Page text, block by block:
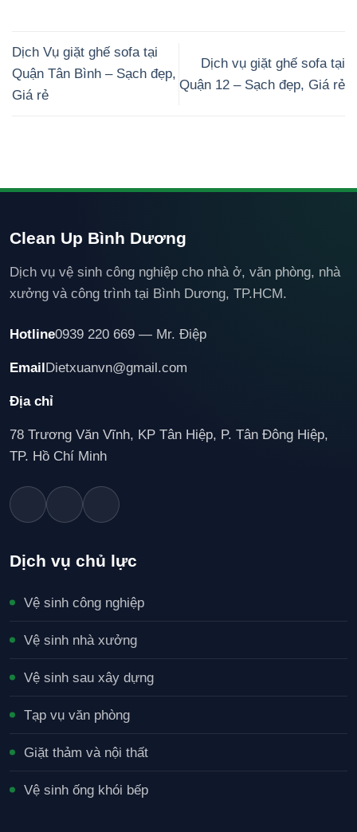
Dịch Vụ giặt ghế sofa tại
Quận Tân Bình – Sạch đẹp,
Giá rẻ
Dịch vụ giặt ghế sofa tại
Quận 12 – Sạch đẹp, Giá rẻ
Clean Up Bình Dương
Dịch vụ vệ sinh công nghiệp cho nhà ở, văn phòng, nhà
xưởng và công trình tại Bình Dương, TP.HCM.
Hotline0939 220 669 — Mr. Điệp
EmailDietxuanvn@gmail.com
Địa chỉ
78 Trương Văn Vĩnh, KP Tân Hiệp, P. Tân Đông Hiệp,
TP. Hồ Chí Minh
Dịch vụ chủ lực
Vệ sinh công nghiệp
Vệ sinh nhà xưởng
Vệ sinh sau xây dựng
Tạp vụ văn phòng
Giặt thảm và nội thất
Vệ sinh ống khói bếp